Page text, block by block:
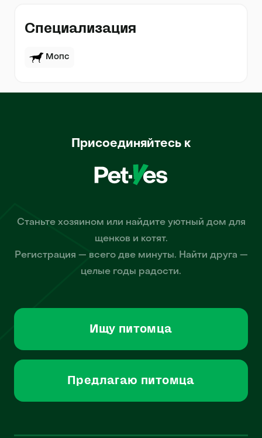
Специализация
Мопс
Присоединяйтесь к
Станьте хозяином или найдите уютный дом для
щенков и котят.
Регистрация — всего две минуты. Найти друга —
целые годы радости.
Ищу питомца
Предлагаю питомца